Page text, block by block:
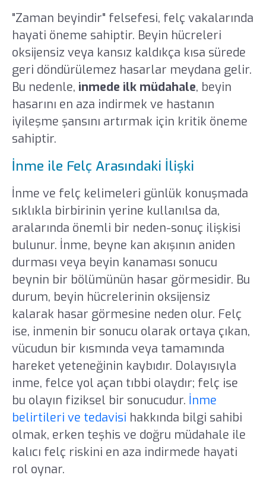
"Zaman beyindir" felsefesi, felç vakalarında
hayati öneme sahiptir. Beyin hücreleri
oksijensiz veya kansız kaldıkça kısa sürede
geri döndürülemez hasarlar meydana gelir.
Bu nedenle, inmede ilk müdahale, beyin
hasarını en aza indirmek ve hastanın
iyileşme şansını artırmak için kritik öneme
sahiptir.
İnme ile Felç Arasındaki İlişki
İnme ve felç kelimeleri günlük konuşmada
sıklıkla birbirinin yerine kullanılsa da,
aralarında önemli bir neden-sonuç ilişkisi
bulunur. İnme, beyne kan akışının aniden
durması veya beyin kanaması sonucu
beynin bir bölümünün hasar görmesidir. Bu
durum, beyin hücrelerinin oksijensiz
kalarak hasar görmesine neden olur. Felç
ise, inmenin bir sonucu olarak ortaya çıkan,
vücudun bir kısmında veya tamamında
hareket yeteneğinin kaybıdır. Dolayısıyla
inme, felce yol açan tıbbi olaydır; felç ise
bu olayın fiziksel bir sonucudur. İnme
belirtileri ve tedavisi hakkında bilgi sahibi
olmak, erken teşhis ve doğru müdahale ile
kalıcı felç riskini en aza indirmede hayati
rol oynar.